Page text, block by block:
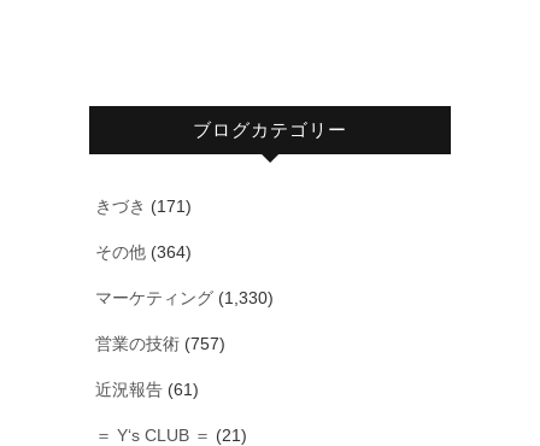
ブログカテゴリー
きづき (171)
その他 (364)
マーケティング (1,330)
営業の技術 (757)
近況報告 (61)
＝ Y‘s CLUB ＝ (21)